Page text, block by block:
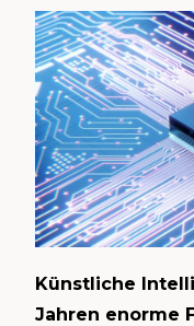
Künstliche
Jahren enorme